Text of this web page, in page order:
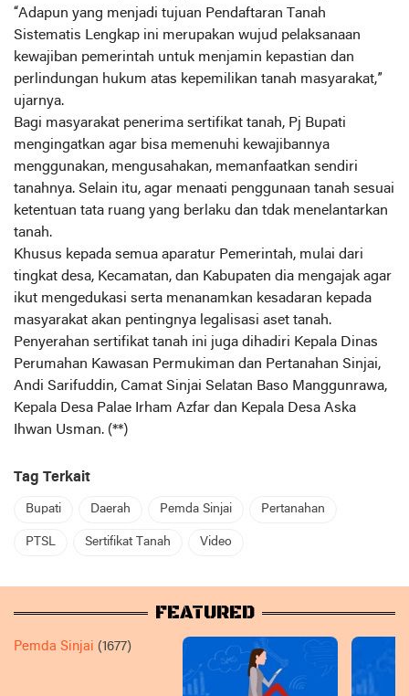
“Adapun yang menjadi tujuan Pendaftaran Tanah
Sistematis Lengkap ini merupakan wujud pelaksanaan
kewajiban pemerintah untuk menjamin kepastian dan
perlindungan hukum atas kepemilikan tanah masyarakat,”
ujarnya.
Bagi masyarakat penerima sertifikat tanah, Pj Bupati
mengingatkan agar bisa memenuhi kewajibannya
menggunakan, mengusahakan, memanfaatkan sendiri
tanahnya. Selain itu, agar menaati penggunaan tanah sesuai
ketentuan tata ruang yang berlaku dan tdak menelantarkan
tanah.
Khusus kepada semua aparatur Pemerintah, mulai dari
tingkat desa, Kecamatan, dan Kabupaten dia mengajak agar
ikut mengedukasi serta menanamkan kesadaran kepada
masyarakat akan pentingnya legalisasi aset tanah.
Penyerahan sertifikat tanah ini juga dihadiri Kepala Dinas
Perumahan Kawasan Permukiman dan Pertanahan Sinjai,
Andi Sarifuddin, Camat Sinjai Selatan Baso Manggunrawa,
Kepala Desa Palae Irham Azfar dan Kepala Desa Aska
Ihwan Usman. (**)
Tag Terkait
Bupati Daerah Pemda Sinjai Pertanahan
PTSL Sertifikat Tanah Video
FEATURED
Pemda Sinjai (1677)